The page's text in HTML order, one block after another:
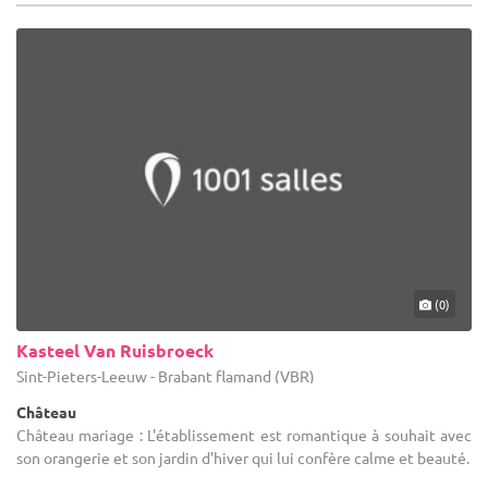
(0)
Kasteel Van Ruisbroeck
Sint-Pieters-Leeuw - Brabant flamand (VBR)
Château
Château mariage : L'établissement est romantique à souhait avec
son orangerie et son jardin d'hiver qui lui confère calme et beauté.